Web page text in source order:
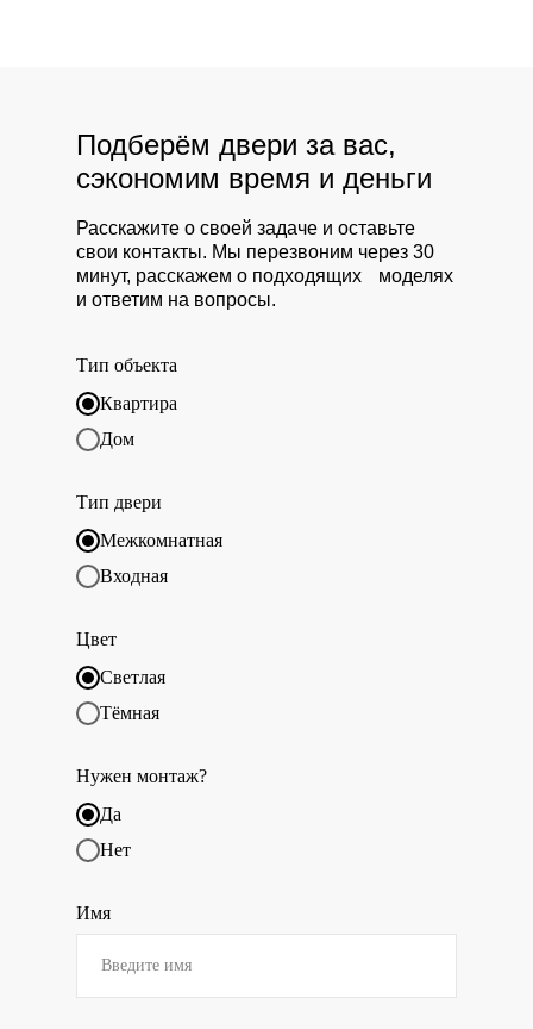
Тип объекта
Квартира
Дом
Тип двери
Межкомнатная
Входная
Цвет
Светлая
Тёмная
Нужен монтаж?
Да
Нет
Имя
Расскажите о своей задаче и оставьте
свои контакты. Мы перезвоним через 30
минут, расскажем о подходящих моделях
и ответим на вопросы.
Подберём двери за вас,
сэкономим время и деньги